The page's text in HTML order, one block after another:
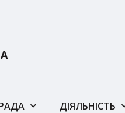
ДІЯЛЬНІСТЬ